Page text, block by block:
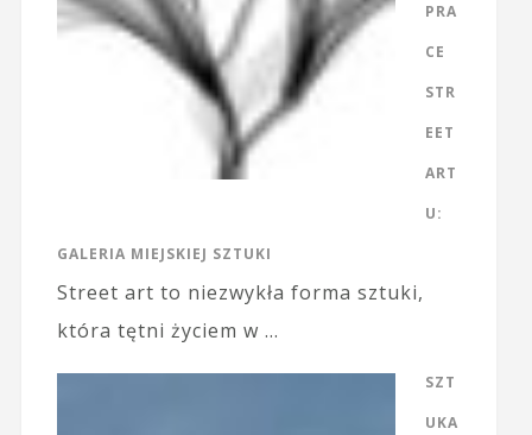
PRA
CE
STR
EET
ART
U:
GALERIA MIEJSKIEJ SZTUKI
Street art to niezwykła forma sztuki,
która tętni życiem w …
SZT
UKA